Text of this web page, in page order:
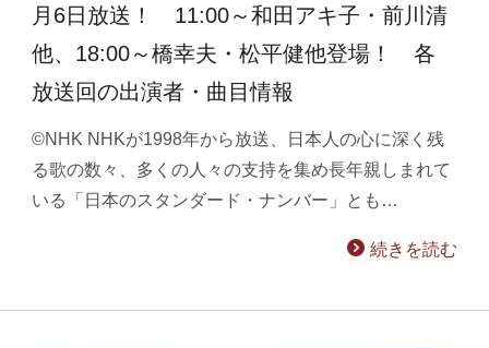
月6日放送！ 11:00～和田アキ子・前川清
他、18:00～橋幸夫・松平健他登場！ 各
放送回の出演者・曲目情報
©NHK NHKが1998年から放送、日本人の心に深く残
る歌の数々、多くの人々の支持を集め長年親しまれて
いる「日本のスタンダード・ナンバー」とも…
続きを読む